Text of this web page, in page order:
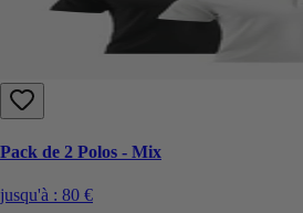
Pack de 2 Polos - Mix
jusqu'à : 80 €